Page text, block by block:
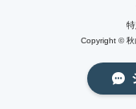
Copyright © 秋